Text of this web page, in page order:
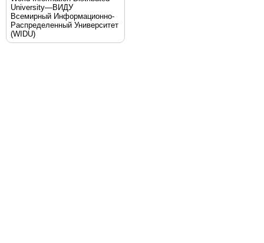
University—ВИДУ
Всемирный Информационно-
Распределенный Университет
(WIDU)